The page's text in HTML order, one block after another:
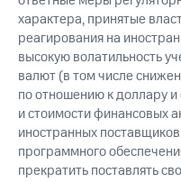
характера, принятые
реагирования на
высокую волатильность
валют (в том числе
по отношению к доллару
и стоимости финансовых
иностранных поставщиков
программного
прекратить поставлять